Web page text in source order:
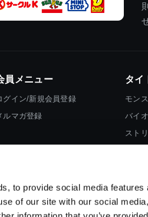
to provide social media features
of our site with our social
員メニュー
グイン/新規会員登録
ルマガ登録
タイ
モン
バイ
スト